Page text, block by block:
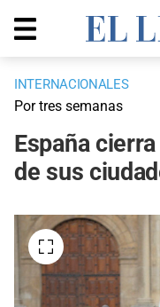
INTERNACIONALES
Por tres semanas
España
de sus